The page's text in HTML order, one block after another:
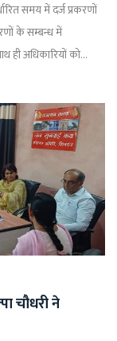
समय में दर्ज प्रकरणों
के सम्बन्ध में
ही अधिकारियों को...
चौधरी ने